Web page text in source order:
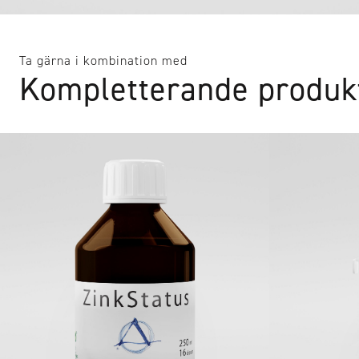
Ta gärna i kombination med
Kompletterande